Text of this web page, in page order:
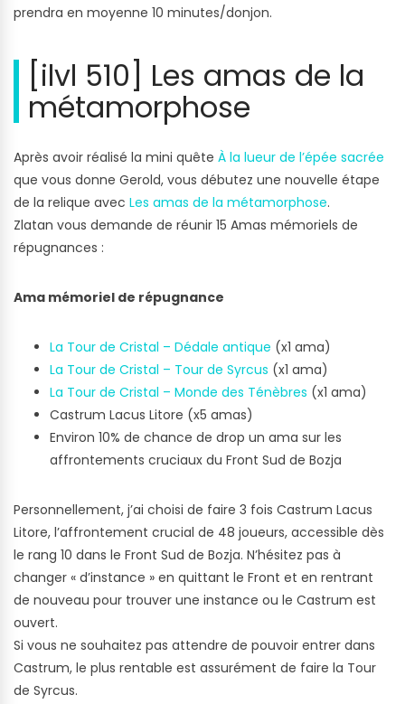
prendra en moyenne 10 minutes/donjon.
[ilvl 510] Les amas de la
métamorphose
Après avoir réalisé la mini quête À la lueur de l’épée sacrée
que vous donne Gerold, vous débutez une nouvelle étape
de la relique avec Les amas de la métamorphose.
Zlatan vous demande de réunir 15 Amas mémoriels de
répugnances :
Ama mémoriel de répugnance
La Tour de Cristal – Dédale antique (x1 ama)
La Tour de Cristal – Tour de Syrcus (x1 ama)
La Tour de Cristal – Monde des Ténèbres (x1 ama)
Castrum Lacus Litore (x5 amas)
Environ 10% de chance de drop un ama sur les
affrontements cruciaux du Front Sud de Bozja
Personnellement, j’ai choisi de faire 3 fois Castrum Lacus
Litore, l’affrontement crucial de 48 joueurs, accessible dès
le rang 10 dans le Front Sud de Bozja. N’hésitez pas à
changer « d’instance » en quittant le Front et en rentrant
de nouveau pour trouver une instance ou le Castrum est
ouvert.
Si vous ne souhaitez pas attendre de pouvoir entrer dans
Castrum, le plus rentable est assurément de faire la Tour
de Syrcus.